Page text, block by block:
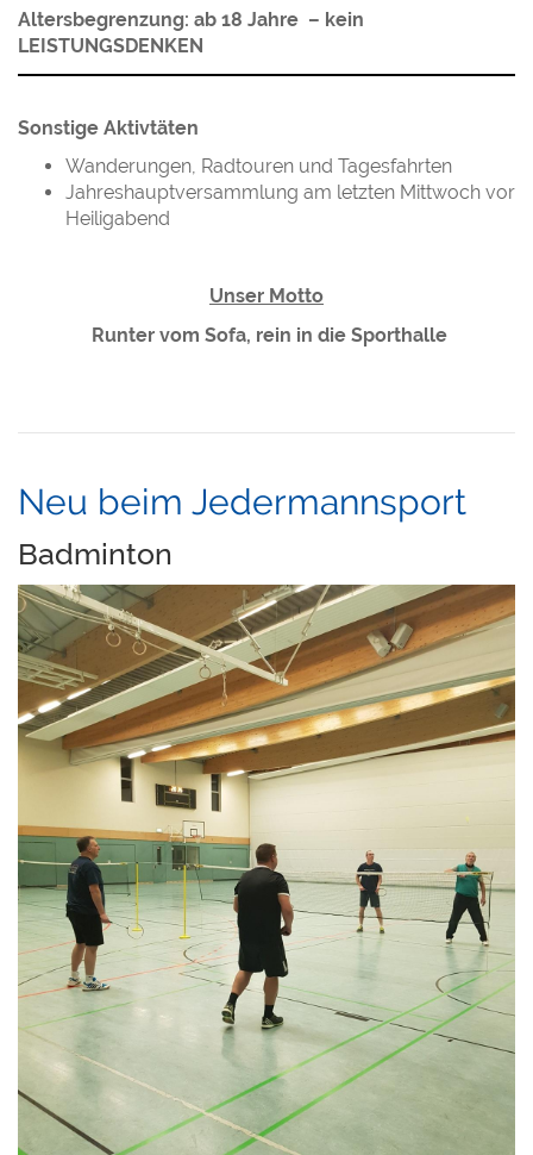
Altersbegrenzung: ab 18 Jahre – kein
LEISTUNGSDENKEN
Sonstige Aktivtäten
Wanderungen, Radtouren und Tagesfahrten
Jahreshauptversammlung am letzten Mittwoch vor
Heiligabend
Unser Motto
Runter vom Sofa, rein in die Sporthalle
Neu beim Jedermannsport
Badminton